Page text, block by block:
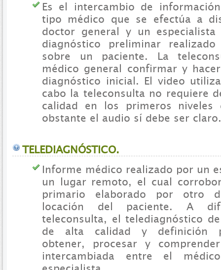
Es el intercambio de
tipo médico que se efectúa a
doctor general y un
diagnóstico preliminar
sobre un paciente. La
médico general confirmar y
diagnóstico inicial. El video
cabo la teleconsulta no requiere
calidad en los primeros niveles
obstante el audio sí debe ser claro.
TELEDIAGNÓSTICO.
Informe médico realizado por un
un lugar remoto, el cual
primario elaborado por otro
locación del paciente. A
teleconsulta, el telediagnóstico
de alta calidad y definición
obtener, procesar y
intercambiada entre el